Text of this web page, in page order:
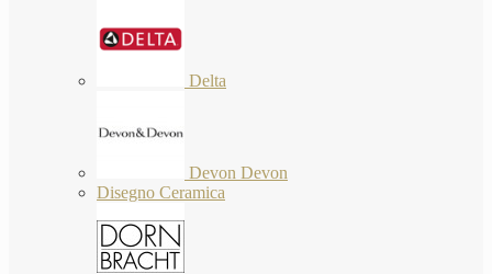
Delta
Devon Devon
Disegno Ceramica